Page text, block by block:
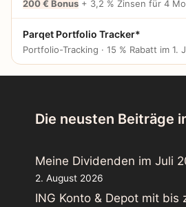
200 € Bonus + 3,2 % Zinsen für 4
Parqet Portfolio Tracker*
Portfolio-Tracking · 15 % Rabatt im 1.
Die neusten Beiträge
Meine Dividenden im Juli
2. August 2026
ING Konto & Depot mit bis